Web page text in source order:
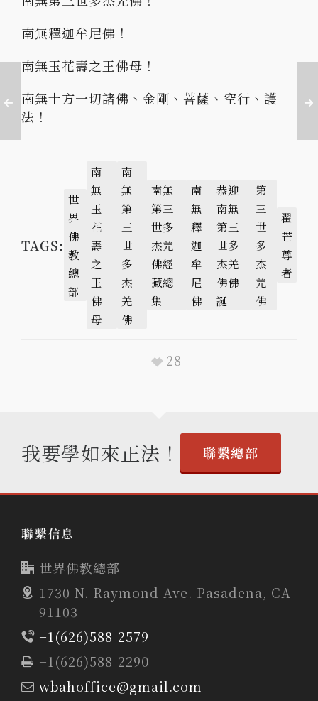
南無釋迦牟尼佛！
南無玉花壽之王佛母！
南無十方一切諸佛、金剛、菩薩、空行、護
法！
TAGS:
世
界
佛
教
總
部
南
無
玉
花
壽
之
王
佛
母
南
無
第
三
世
多
杰
羌
佛
南無
第三
世多
杰羌
佛經
藏總
集
南
無
釋
迦
牟
尼
佛
恭迎
南無
第三
世多
杰羌
佛佛
誕
第
三
世
多
杰
羌
佛
翟
芒
尊
者
28
我要學如來正法！ 聯繫總部
聯繫信息
世界佛教總部
1730 N. Raymond Ave. Pasadena, CA
91103
+1(626)588-2579
+1(626)588-2290
wbahoffice@gmail.com